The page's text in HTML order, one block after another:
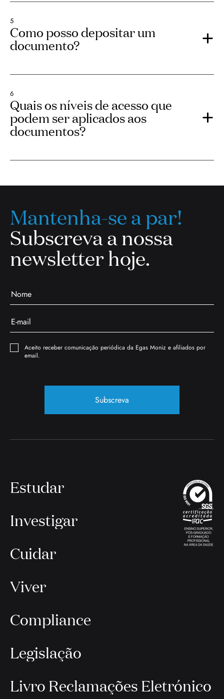
5
Como posso depositar um
documento?
6
Quais os níveis de acesso que
podem ser aplicados aos
documentos?
Mantenha-se a par!
Subscreva a nossa
newsletter hoje.
Aceito receber comunicação periódica da Egas Moniz e afiliados por
email.
Subscreva
Estudar
Investigar
Cuidar
Viver
Compliance
Legislação
Livro Reclamações Eletrónico